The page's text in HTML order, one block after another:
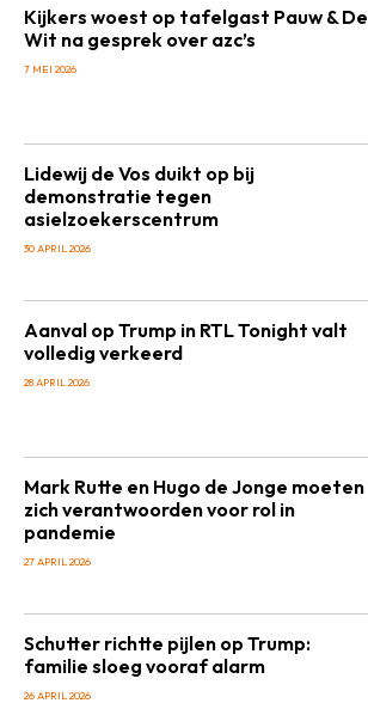
Kijkers woest op tafelgast Pauw & De
Wit na gesprek over azc’s
7 MEI 2026
Lidewij de Vos duikt op bij
demonstratie tegen
asielzoekerscentrum
30 APRIL 2026
Aanval op Trump in RTL Tonight valt
volledig verkeerd
28 APRIL 2026
Mark Rutte en Hugo de Jonge moeten
zich verantwoorden voor rol in
pandemie
27 APRIL 2026
Schutter richtte pijlen op Trump:
familie sloeg vooraf alarm
26 APRIL 2026